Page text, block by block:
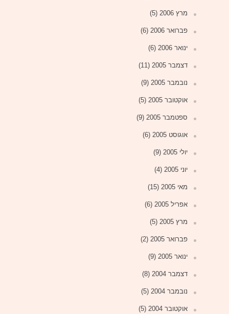
מרץ 2006 (5)
פברואר 2006 (6)
ינואר 2006 (6)
דצמבר 2005 (11)
נובמבר 2005 (9)
אוקטובר 2005 (5)
ספטמבר 2005 (9)
אוגוסט 2005 (6)
יולי 2005 (9)
יוני 2005 (4)
מאי 2005 (15)
אפריל 2005 (6)
מרץ 2005 (5)
פברואר 2005 (2)
ינואר 2005 (9)
דצמבר 2004 (8)
נובמבר 2004 (5)
אוקטובר 2004 (5)